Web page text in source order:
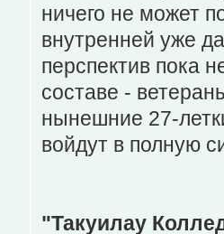
ничего не может
внутренней уже
перспектив пока
составе -
нынешние 27-
войдут в полную
"Такуилау